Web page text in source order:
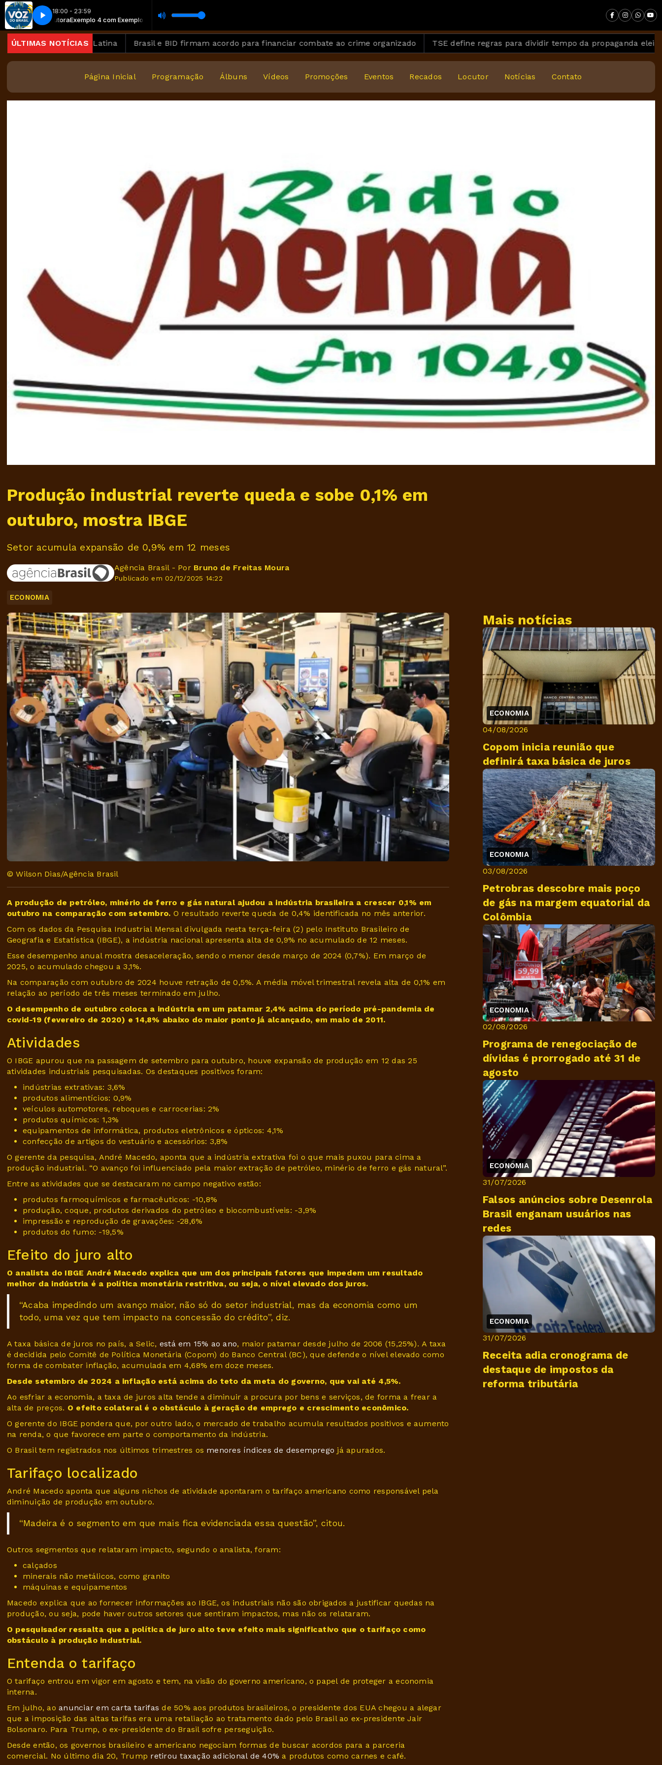
18:00 - 23:59
de locutoraExemplo 4 com Exemplo de locutora
A Voz do Brasil - Completo
ÚLTIMAS NOTÍCIAS
América Latina Brasil e BID firmam acordo para financiar combate ao crime organizado TSE define regras para dividir tempo da propaganda eleitoral gratuita
Página Inicial Programação Álbuns Vídeos Promoções Eventos Recados Locutor Notícias Contato
Produção industrial reverte queda e sobe 0,1% em
outubro, mostra IBGE
Setor acumula expansão de 0,9% em 12 meses
Agência Brasil - Por Bruno de Freitas Moura
Publicado em 02/12/2025 14:22
ECONOMIA
© Wilson Dias/Agência Brasil
A produção de petróleo, minério de ferro e gás natural ajudou a indústria brasileira a crescer 0,1% em
outubro na comparação com setembro. O resultado reverte queda de 0,4% identificada no mês anterior.
Com os dados da Pesquisa Industrial Mensal divulgada nesta terça-feira (2) pelo Instituto Brasileiro de
Geografia e Estatística (IBGE), a indústria nacional apresenta alta de 0,9% no acumulado de 12 meses.
Esse desempenho anual mostra desaceleração, sendo o menor desde março de 2024 (0,7%). Em março de
2025, o acumulado chegou a 3,1%.
Na comparação com outubro de 2024 houve retração de 0,5%. A média móvel trimestral revela alta de 0,1% em
relação ao período de três meses terminado em julho.
O desempenho de outubro coloca a indústria em um patamar 2,4% acima do período pré-pandemia de
covid-19 (fevereiro de 2020) e 14,8% abaixo do maior ponto já alcançado, em maio de 2011.
Atividades
O IBGE apurou que na passagem de setembro para outubro, houve expansão de produção em 12 das 25
atividades industriais pesquisadas. Os destaques positivos foram:
indústrias extrativas: 3,6%
produtos alimentícios: 0,9%
veículos automotores, reboques e carrocerias: 2%
produtos químicos: 1,3%
equipamentos de informática, produtos eletrônicos e ópticos: 4,1%
confecção de artigos do vestuário e acessórios: 3,8%
O gerente da pesquisa, André Macedo, aponta que a indústria extrativa foi o que mais puxou para cima a
produção industrial. “O avanço foi influenciado pela maior extração de petróleo, minério de ferro e gás natural”.
Entre as atividades que se destacaram no campo negativo estão:
produtos farmoquímicos e farmacêuticos: -10,8%
produção, coque, produtos derivados do petróleo e biocombustíveis: -3,9%
impressão e reprodução de gravações: -28,6%
produtos do fumo: -19,5%
Efeito do juro alto
O analista do IBGE André Macedo explica que um dos principais fatores que impedem um resultado
melhor da indústria é a política monetária restritiva, ou seja, o nível elevado dos juros.
“Acaba impedindo um avanço maior, não só do setor industrial, mas da economia como um
todo, uma vez que tem impacto na concessão do crédito”, diz.
A taxa básica de juros no país, a Selic, está em 15% ao ano, maior patamar desde julho de 2006 (15,25%). A taxa
é decidida pelo Comitê de Política Monetária (Copom) do Banco Central (BC), que defende o nível elevado como
forma de combater inflação, acumulada em 4,68% em doze meses.
Desde setembro de 2024 a inflação está acima do teto da meta do governo, que vai até 4,5%.
Ao esfriar a economia, a taxa de juros alta tende a diminuir a procura por bens e serviços, de forma a frear a
alta de preços. O efeito colateral é o obstáculo à geração de emprego e crescimento econômico.
O gerente do IBGE pondera que, por outro lado, o mercado de trabalho acumula resultados positivos e aumento
na renda, o que favorece em parte o comportamento da indústria.
O Brasil tem registrados nos últimos trimestres os menores índices de desemprego já apurados.
Tarifaço localizado
André Macedo aponta que alguns nichos de atividade apontaram o tarifaço americano como responsável pela
diminuição de produção em outubro.
“Madeira é o segmento em que mais fica evidenciada essa questão”, citou.
Outros segmentos que relataram impacto, segundo o analista, foram:
calçados
minerais não metálicos, como granito
máquinas e equipamentos
Macedo explica que ao fornecer informações ao IBGE, os industriais não são obrigados a justificar quedas na
produção, ou seja, pode haver outros setores que sentiram impactos, mas não os relataram.
O pesquisador ressalta que a política de juro alto teve efeito mais significativo que o tarifaço como
obstáculo à produção industrial.
Entenda o tarifaço
O tarifaço entrou em vigor em agosto e tem, na visão do governo americano, o papel de proteger a economia
interna.
Em julho, aoanunciar em carta tarifas de 50% aos produtos brasileiros, o presidente dos EUA chegou a alegar
que a imposição das altas tarifas era uma retaliação ao tratamento dado pelo Brasil ao ex-presidente Jair
Bolsonaro. Para Trump, o ex-presidente do Brasil sofre perseguição.
Desde então, os governos brasileiro e americano negociam formas de buscar acordos para a parceria
comercial. No último dia 20, Trump retirou taxação adicional de 40% a produtos como carnes e café.
Mais notícias
ECONOMIA
04/08/2026
Copom inicia reunião que
definirá taxa básica de juros
ECONOMIA
03/08/2026
Petrobras descobre mais poço
de gás na margem equatorial da
Colômbia
ECONOMIA
02/08/2026
Programa de renegociação de
dívidas é prorrogado até 31 de
agosto
ECONOMIA
31/07/2026
Falsos anúncios sobre Desenrola
Brasil enganam usuários nas
redes
ECONOMIA
31/07/2026
Receita adia cronograma de
destaque de impostos da
reforma tributária